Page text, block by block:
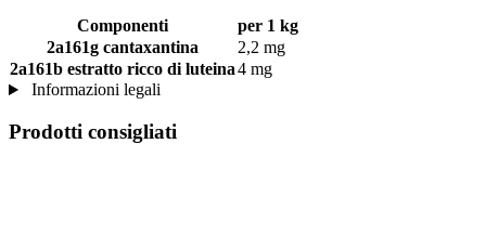
Componenti
per 1 kg
2a161g cantaxantina
2,2 mg
2a161b estratto ricco di luteina4 mg
Informazioni legali
Prodotti consigliati